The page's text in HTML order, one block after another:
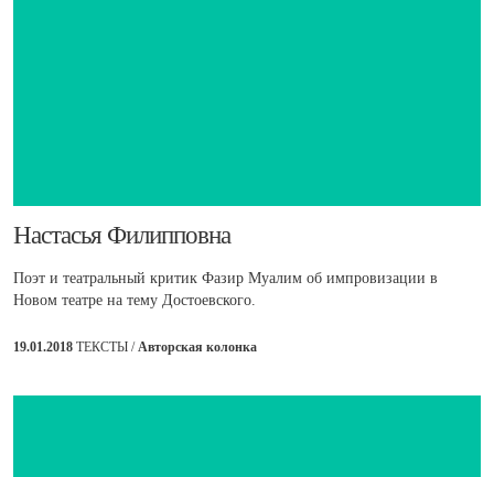
​Настасья Филипповна
Поэт и театральный критик Фазир Муалим об импровизации в
Новом театре на тему Достоевского.
19.01.2018 ТЕКСТЫ /Авторская колонка